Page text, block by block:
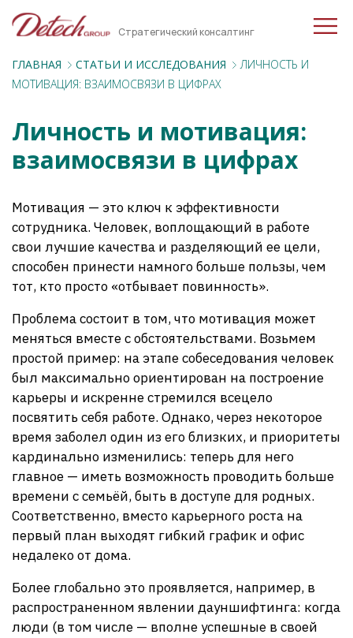
Стратегический консалтинг
ГЛАВНАЯ CТАТЬИ И ИССЛЕДОВАНИЯ
ЛИЧНОСТЬ И
МОТИВАЦИЯ: ВЗАИМОСВЯЗИ В ЦИФРАХ
Личность и мотивация:
взаимосвязи в цифрах
Мотивация — это ключ к эффективности
сотрудника. Человек, воплощающий в работе
свои лучшие качества и разделяющий ее цели,
способен принести намного больше пользы, чем
тот, кто просто «отбывает повинность».
Проблема состоит в том, что мотивация может
меняться вместе с обстоятельствами. Возьмем
простой пример: на этапе собеседования человек
был максимально ориентирован на построение
карьеры и искренне стремился всецело
посвятить себя работе. Однако, через некоторое
время заболел один из его близких, и приоритеты
кардинально изменились: теперь для него
главное — иметь возможность проводить больше
времени с семьёй, быть в доступе для родных.
Соответственно, вместо карьерного роста на
первый план выходят гибкий график и офис
недалеко от дома.
Более глобально это проявляется, например, в
распространенном явлении дауншифтинга: когда
люди (в том числе — вполне успешные в своей